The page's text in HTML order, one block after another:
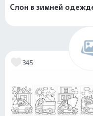
Слон в зимней
345